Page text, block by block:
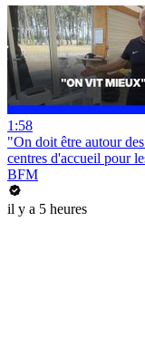
1:58
"On doit être autour
centres d'accueil pour
BFM
il y a 5 heures